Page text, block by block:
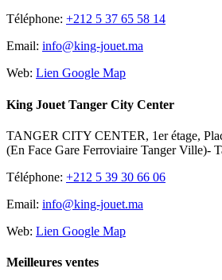
Téléphone: +212 5 37 65 58 14
Email: info@king-jouet.ma
Web: Lien Google Map
King Jouet Tanger City Center
TANGER CITY CENTER, 1er étage,
(En Face Gare Ferroviaire Tanger Ville)-
Téléphone: +212 5 39 30 66 06
Email: info@king-jouet.ma
Web: Lien Google Map
Meilleures ventes